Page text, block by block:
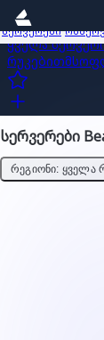
სერვერები
ყველა
რუკებით
სერვერები
ᲠᲔᲒᲘᲝᲜᲘ: ᲧᲕᲔᲚᲐ